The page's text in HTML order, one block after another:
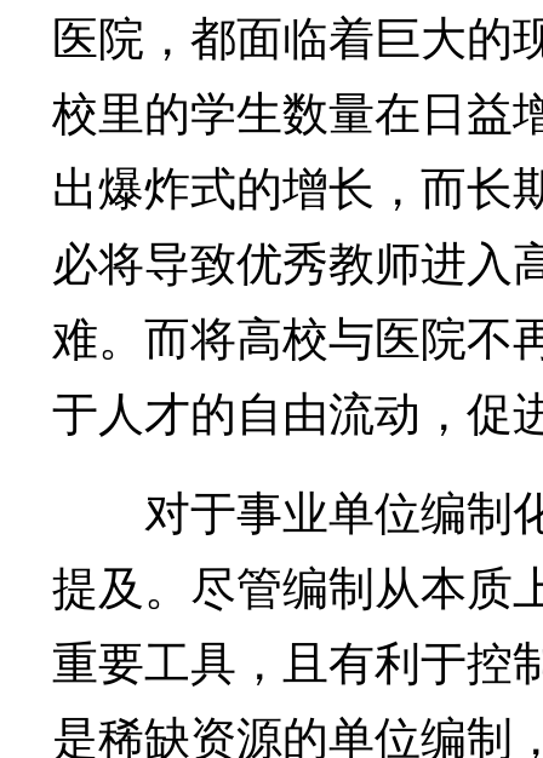
医院，都面临着巨大的
校里的学生数量在日益
出爆炸式的增长，而长
必将导致优秀教师进入
难。而将高校与医院不
于人才的自由流动，促
对于事业单位编制
提及。尽管编制从本质
重要工具，且有利于控
是稀缺资源的单位编制